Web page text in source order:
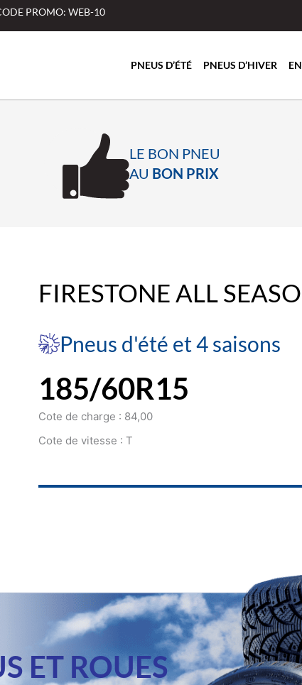
PROMO: WEB-10
PNEUS D’ÉTÉ PNEUS D’HIVER
LE BON PNEU
AU BON PRIX
FIRESTONE ALL
Pneus d'été et 4 saisons
185/60R15
Cote de charge : 84,00
Cote de vitesse : T
ET ROUES